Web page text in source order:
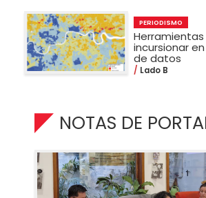
PERIODISMO
incursionar
Lado B
NOTAS DE